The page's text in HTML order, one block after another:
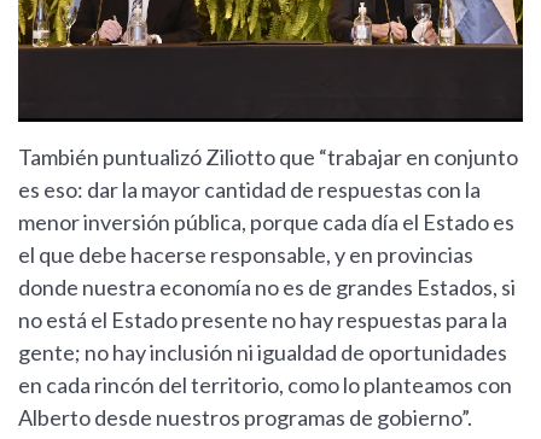
También puntualizó Ziliotto que “trabajar en conjunto
es eso: dar la mayor cantidad de respuestas con la
menor inversión pública, porque cada día el Estado es
el que debe hacerse responsable, y en provincias
donde nuestra economía no es de grandes Estados, si
no está el Estado presente no hay respuestas para la
gente; no hay inclusión ni igualdad de oportunidades
en cada rincón del territorio, como lo planteamos con
Alberto desde nuestros programas de gobierno”.